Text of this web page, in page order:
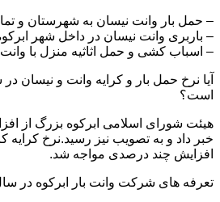
– حمل بار وانت نیسان به شهرستان و
– باربری وانت نیسان در داخل شهر
– اسباب کشی و حمل اثاثیه منزل با
است؟
هیئت شورای اسلامی ابرکوه بزرگ از
افزایش چند درصدی مواجه شد.
تعرفه های شرکت وانت بار ابرکوه در سال ۱۴۰۱ چقدر